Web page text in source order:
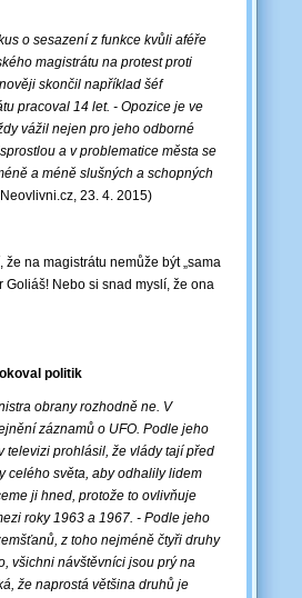
o sesazení z funkce kvůli aféře
magistrátu na protest proti
skončil například šéf
pracoval 14 let. - Opozice je ve
vážil nejen pro jeho odborné
a v problematice města se
a méně slušných a schopných
23. 4. 2015)
na magistrátu nemůže být „sama
Goliáš! Nebo si snad myslí, že ona
politik
obrany rozhodně ne. V
záznamů o UFO. Podle jeho
televizi prohlásil, že vlády tají před
celého světa, aby odhalily lidem
ji hned, protože to ovlivňuje
roky 1963 a 1967. - Podle jeho
z toho nejméně čtyři druhy
všichni návštěvníci jsou prý na
že naprostá většina druhů je